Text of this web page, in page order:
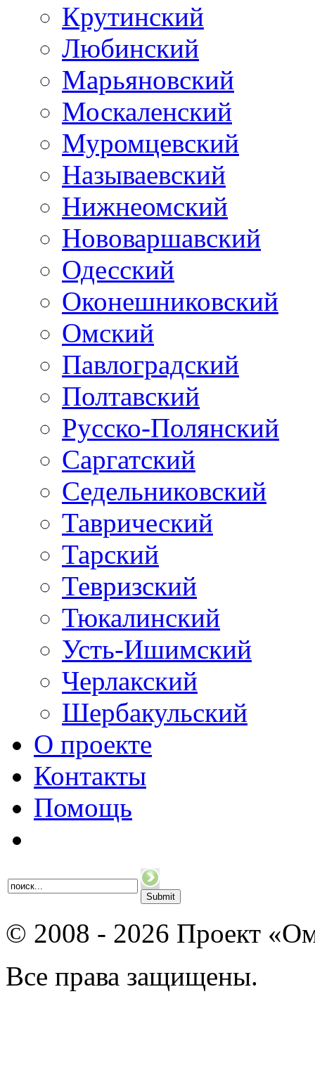
Крутинский
Любинский
Марьяновский
Москаленский
Муромцевский
Называевский
Нижнеомский
Нововаршавский
Одесский
Оконешниковский
Омский
Павлоградский
Полтавский
Русско-Полянский
Саргатский
Седельниковский
Таврический
Тарский
Тевризский
Тюкалинский
Усть-Ишимский
Черлакский
Шербакульский
О проекте
Контакты
Помощь
© 2008 - 2026 Проект
Все права защищены.